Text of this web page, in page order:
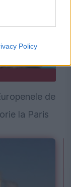
Policy
de
la Paris